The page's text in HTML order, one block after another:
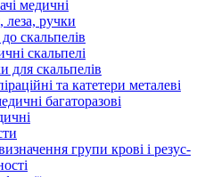
медичні
леза, ручки
скальпелів
скальпелі
для скальпелів
та катетери металеві
багаторазові
групи крові і резус-